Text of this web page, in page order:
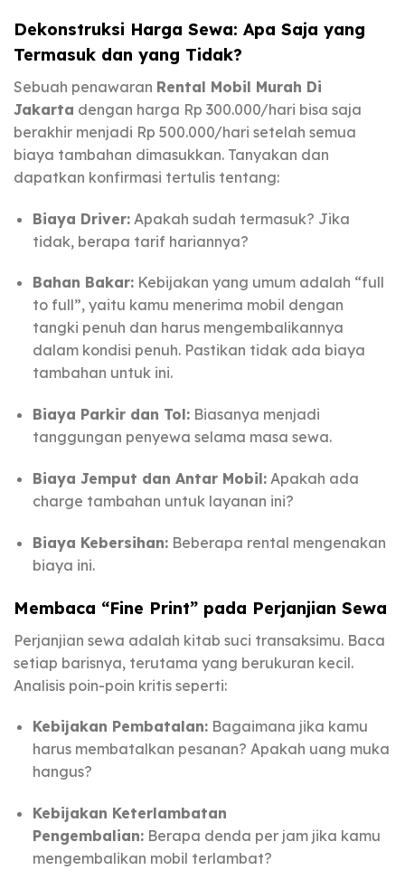
Dekonstruksi Harga Sewa: Apa Saja yang
Termasuk dan yang Tidak?
Sebuah penawaran Rental Mobil Murah Di
Jakarta dengan harga Rp 300.000/hari bisa saja
berakhir menjadi Rp 500.000/hari setelah semua
biaya tambahan dimasukkan. Tanyakan dan
dapatkan konfirmasi tertulis tentang:
Biaya Driver:Apakah sudah termasuk? Jika
tidak, berapa tarif hariannya?
Bahan Bakar:Kebijakan yang umum adalah “full
to full”, yaitu kamu menerima mobil dengan
tangki penuh dan harus mengembalikannya
dalam kondisi penuh. Pastikan tidak ada biaya
tambahan untuk ini.
Biaya Parkir dan Tol:Biasanya menjadi
tanggungan penyewa selama masa sewa.
Biaya Jemput dan Antar Mobil:Apakah ada
charge tambahan untuk layanan ini?
Biaya Kebersihan:Beberapa rental mengenakan
biaya ini.
Membaca “Fine Print” pada Perjanjian Sewa
Perjanjian sewa adalah kitab suci transaksimu. Baca
setiap barisnya, terutama yang berukuran kecil.
Analisis poin-poin kritis seperti:
Kebijakan Pembatalan:Bagaimana jika kamu
harus membatalkan pesanan? Apakah uang muka
hangus?
Kebijakan Keterlambatan
Pengembalian:Berapa denda per jam jika kamu
mengembalikan mobil terlambat?